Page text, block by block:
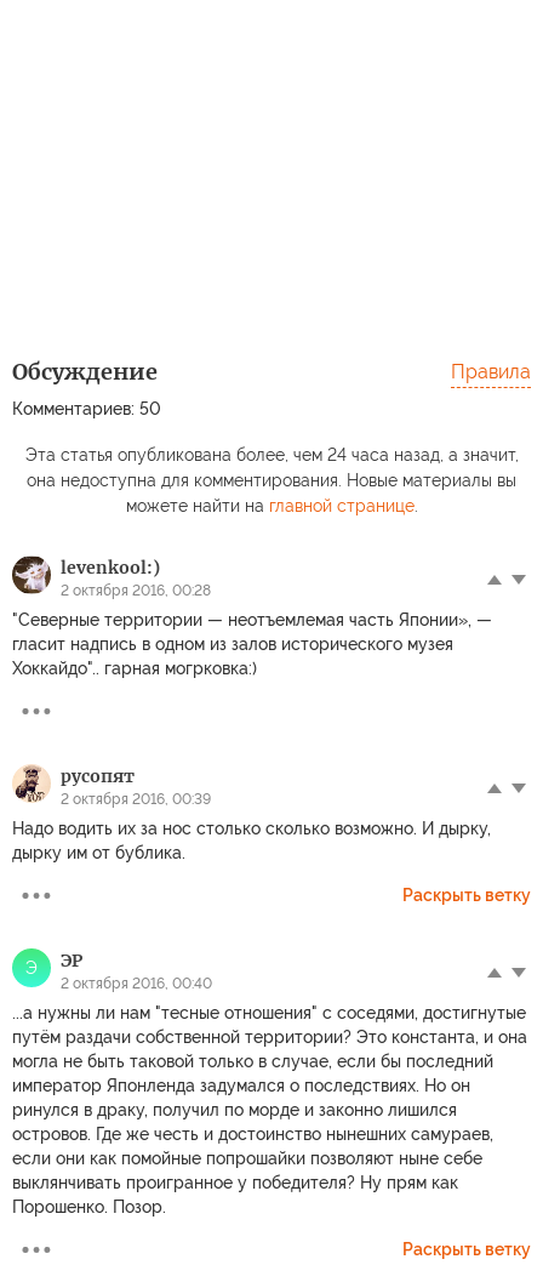
Обсуждение
Комментариев: 50
Правила
Эта статья опубликована более, чем 24 часа назад, а значит,
она недоступна для комментирования. Новые материалы вы
можете найти на главной странице.
levenkool:)
2 октября 2016, 00:28
"Северные территории — неотъемлемая часть Японии», —
гласит надпись в одном из залов исторического музея
Хоккайдо".. гарная могрковка:)
русопят
2 октября 2016, 00:39
Надо водить их за нос столько сколько возможно. И дырку,
дырку им от бублика.
Раскрыть ветку
Э ЭР
2 октября 2016, 00:40
...а нужны ли нам "тесные отношения" с соседями, достигнутые
путём раздачи собственной территории? Это константа, и она
могла не быть таковой только в случае, если бы последний
император Японленда задумался о последствиях. Но он
ринулся в драку, получил по морде и законно лишился
островов. Где же честь и достоинство нынешних самураев,
если они как помойные попрошайки позволяют ныне себе
выклянчивать проигранное у победителя? Ну прям как
Порошенко. Позор.
Раскрыть ветку